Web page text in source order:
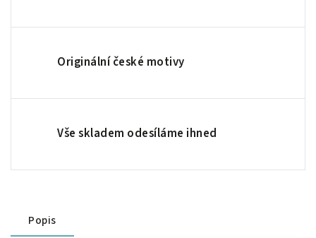
Originální české motivy
Vše skladem odesíláme ihned
Popis